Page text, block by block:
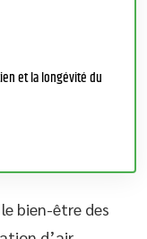
et la longévité du
bien-être des